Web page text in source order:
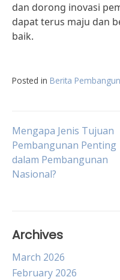
dan dorong inovasi
dapat terus maju dan
baik.
Posted in Berita
Post
navigation
Mengapa Jenis Tujuan
Pembangunan Penting
dalam Pembangunan
Nasional?
Archives
March 2026
February 2026